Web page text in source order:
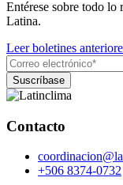
Entérese sobre todo
Latina.
Leer boletines
Contacto
+506 8374-0732